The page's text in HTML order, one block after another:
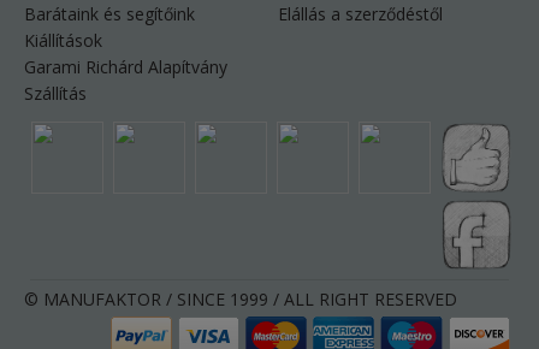
Barátaink és segítőink
Kiállítások
Garami Richárd Alapítvány
Szállítás
Elállás a szerződéstől
© MANUFAKTOR / SINCE 1999 / ALL RIGHT RESERVED